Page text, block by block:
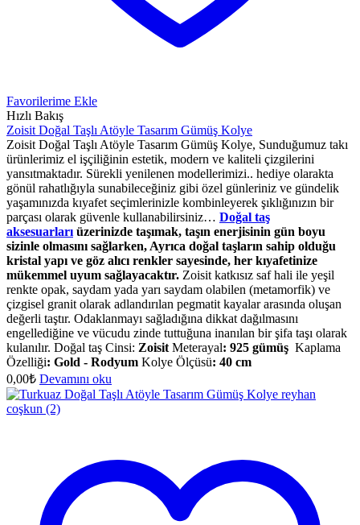
Favorilerime Ekle
Hızlı Bakış
Zoisit Doğal Taşlı Atöyle Tasarım Gümüş Kolye
Zoisit Doğal Taşlı Atöyle Tasarım Gümüş Kolye, Sunduğumuz takı
ürünlerimiz el işçiliğinin estetik, modern ve kaliteli çizgilerini
yansıtmaktadır. Sürekli yenilenen modellerimizi.. hediye olarakta
gönül rahatlığıyla sunabileceğiniz gibi özel günleriniz ve gündelik
yaşamınızda kıyafet seçimlerinizle kombinleyerek şıklığınızın bir
parçası olarak güvenle kullanabilirsiniz… Doğal taş
aksesuarları üzerinizde taşımak, taşın enerjisinin gün boyu
sizinle olmasını sağlarken, Ayrıca doğal taşların sahip olduğu
kristal yapı ve göz alıcı renkler sayesinde, her kıyafetinize
mükemmel uyum sağlayacaktır. Zoisit katkısız saf hali ile yeşil
renkte opak, saydam yada yarı saydam olabilen (metamorfik) ve
çizgisel granit olarak adlandırılan pegmatit kayalar arasında oluşan
değerli taştır. Odaklanmayı sağladığına dikkat dağılmasını
engellediğine ve vücudu zinde tuttuğuna inanılan bir şifa taşı olarak
kulanılır. Doğal taş Cinsi: Zoisit Meterayal: 925 gümüş Kaplama
Özelliği: Gold - Rodyum Kolye Ölçüsü: 40 cm
0,00₺ Devamını oku